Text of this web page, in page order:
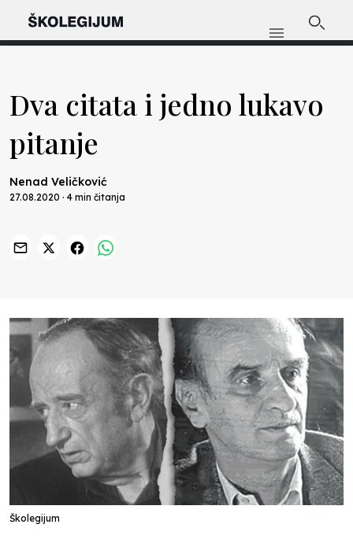
Dva citata i jedno lukavo
pitanje
Nenad Veličković
27.08.2020 · 4 min čitanja
Školegijum